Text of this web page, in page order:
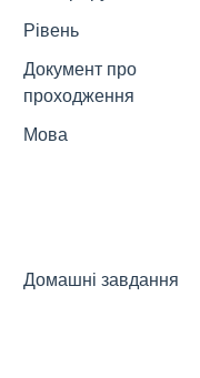
Рівень
Документ про
проходження
Мова
Домашні завдання